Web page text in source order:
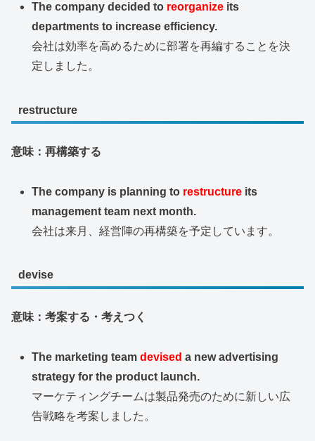
The company decided to reorganize its
departments to increase efficiency.
会社は効率を高めるために部署を再編することを決
定しました。
restructure
意味：再構築する
The company is planning to restructure its
management team next month.
会社は来月、経営陣の再構築を予定しています。
devise
意味：考案する・考えつく
The marketing team devised a new advertising
strategy for the product launch.
マーケティングチームは製品発売のために新しい広
告戦略を考案しました。